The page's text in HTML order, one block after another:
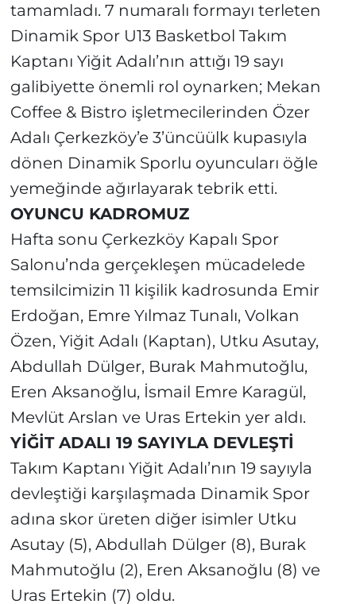
tamamladı. 7 numaralı formayı terleten
Dinamik Spor U13 Basketbol Takım
Kaptanı Yiğit Adalı’nın attığı 19 sayı
galibiyette önemli rol oynarken; Mekan
Coffee & Bistro işletmecilerinden Özer
Adalı Çerkezköy’e 3’üncüülk kupasıyla
dönen Dinamik Sporlu oyuncuları öğle
yemeğinde ağırlayarak tebrik etti.
OYUNCU KADROMUZ
Hafta sonu Çerkezköy Kapalı Spor
Salonu’nda gerçekleşen mücadelede
temsilcimizin 11 kişilik kadrosunda Emir
Erdoğan, Emre Yılmaz Tunalı, Volkan
Özen, Yiğit Adalı (Kaptan), Utku Asutay,
Abdullah Dülger, Burak Mahmutoğlu,
Eren Aksanoğlu, İsmail Emre Karagül,
Mevlüt Arslan ve Uras Ertekin yer aldı.
YİĞİT ADALI 19 SAYIYLA DEVLEŞTİ
Takım Kaptanı Yiğit Adalı’nın 19 sayıyla
devleştiği karşılaşmada Dinamik Spor
adına skor üreten diğer isimler Utku
Asutay (5), Abdullah Dülger (8), Burak
Mahmutoğlu (2), Eren Aksanoğlu (8) ve
Uras Ertekin (7) oldu.